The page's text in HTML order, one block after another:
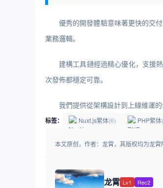
優秀的開發體驗意味著更快的交
業務邏輯。
建構工具鏈經過精心優化，支援
次發佈都穩定可靠。
我們提供從架構設計到上線維運
标签： Nuxt.js繁体(6) PHP繁体
本文原创，作者：龙霄，其版权均为龙
龙霄 Lv1 Rec2